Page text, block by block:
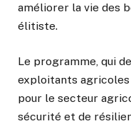
améliorer la vie des
élitiste.
Le programme, qui
exploitants agricoles
pour le secteur
sécurité et de